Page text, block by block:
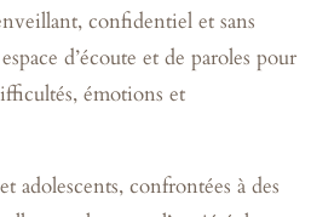
confidentiel et sans
d’écoute et de paroles pour
émotions et
adolescents, confrontées à des